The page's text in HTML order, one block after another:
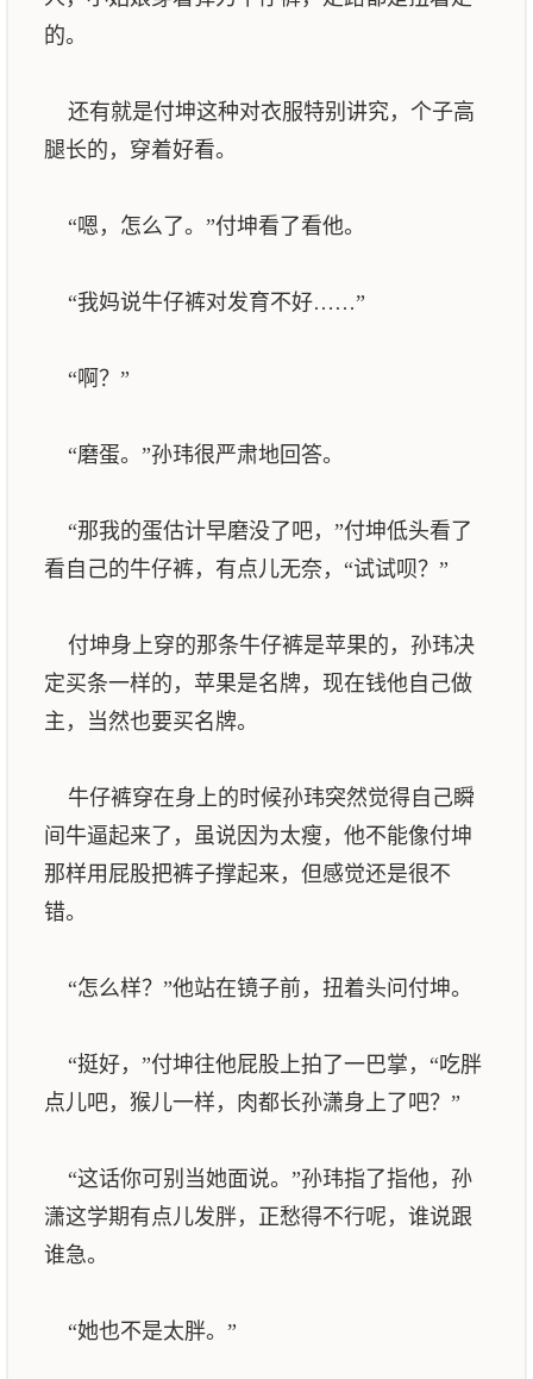
的。
还有就是付坤这种对衣服特别讲究，个子高
腿长的，穿着好看。
“嗯，怎么了。”付坤看了看他。
“我妈说牛仔裤对发育不好……”
“啊？”
“磨蛋。”孙玮很严肃地回答。
“那我的蛋估计早磨没了吧，”付坤低头看了
看自己的牛仔裤，有点儿无奈，“试试呗？”
付坤身上穿的那条牛仔裤是苹果的，孙玮决
定买条一样的，苹果是名牌，现在钱他自己做
主，当然也要买名牌。
牛仔裤穿在身上的时候孙玮突然觉得自己瞬
间牛逼起来了，虽说因为太瘦，他不能像付坤
那样用屁股把裤子撑起来，但感觉还是很不
错。
“怎么样？”他站在镜子前，扭着头问付坤。
“挺好，”付坤往他屁股上拍了一巴掌，“吃胖
点儿吧，猴儿一样，肉都长孙潇身上了吧？”
“这话你可别当她面说。”孙玮指了指他，孙
潇这学期有点儿发胖，正愁得不行呢，谁说跟
谁急。
“她也不是太胖。”